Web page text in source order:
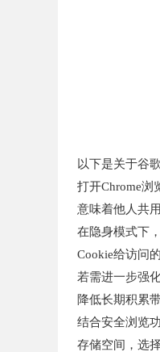
以下是关于谷
打开Chrome浏
意味着他人共
在隐身模式下
Cookie给访问
若需进一步强
降低长期积累
结合安全浏览
存储空间，选